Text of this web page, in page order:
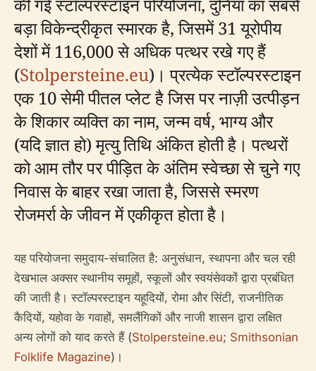
बड़ा विकेन्द्रीकृत स्मारक है, जिसमें 31 यूरोपीय
देशों में 116,000 से अधिक पत्थर रखे गए हैं
(Stolpersteine.eu)। प्रत्येक स्टॉल्परस्टाइन
एक 10 सेमी पीतल प्लेट है जिस पर नाज़ी उत्पीड़न
के शिकार व्यक्ति का नाम, जन्म वर्ष, भाग्य और
(यदि ज्ञात हो) मृत्यु तिथि अंकित होती है। पत्थरों
को आम तौर पर पीड़ित के अंतिम स्वेच्छा से चुने गए
निवास के बाहर रखा जाता है, जिससे स्मरण
रोजमर्रा के जीवन में एकीकृत होता है।
यह परियोजना समुदाय-संचालित है: अनुसंधान, स्थापना और चल रही
देखभाल अक्सर स्थानीय समूहों, स्कूलों और स्वयंसेवकों द्वारा प्रबंधित
की जाती है। स्टॉल्परस्टाइन यहूदियों, रोमा और सिंटी, राजनीतिक
कैदियों, यहोवा के गवाहों, समलैंगिकों और नाजी शासन द्वारा लक्षित
अन्य लोगों को याद करते हैं (Stolpersteine.eu; Smithsonian
Folklife Magazine)।